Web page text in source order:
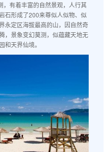
，有着丰富的自然景观，人行其
石形成了200来尊似人似物、似
永定区海拔最高的山，因自然奇
，景象变幻莫测，似蕴藏天地无
和天界仙境。